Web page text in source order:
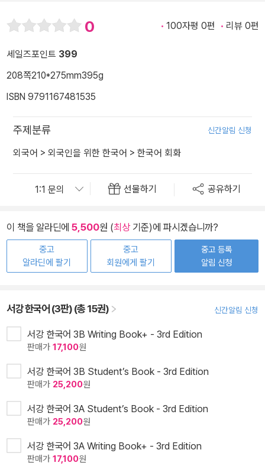
0 100자평 0편 리뷰 0편
세일즈포인트 399
208쪽210*275mm395g
ISBN 9791167481535
주제분류 신간알림 신청
외국어 > 외국인을 위한 한국어 > 한국어 회화
선물하기 공유하기
이 책을 알라딘에 5,500원 (최상기준)에 파시겠습니까?
중고
알라딘에 팔기
중고
회원에게 팔기
중고 등록
알림 신청
서강 한국어 (3판) (총 15권) 신간알림 신청
서강 한국어 3B Writing Book+ - 3rd Edition
판매가 17,100원
서강 한국어 3B Student’s Book - 3rd Edition
판매가 25,200원
서강 한국어 3A Student’s Book - 3rd Edition
판매가 25,200원
서강 한국어 3A Writing Book+ - 3rd Edition
판매가 17,100원